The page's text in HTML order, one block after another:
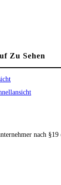
Zu Sehen
nach